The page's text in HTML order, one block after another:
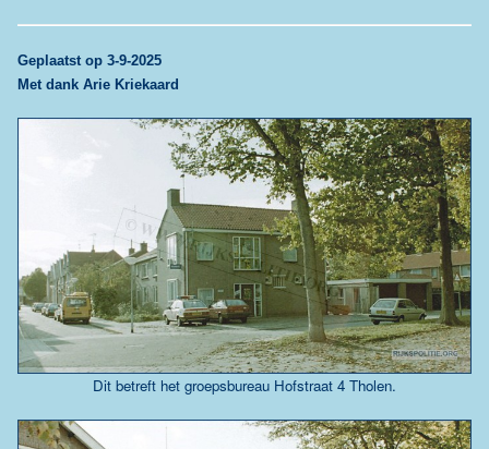
Geplaatst op 3-9-2025
Met dank Arie Kriekaard
Dit betreft het groepsbureau Hofstraat 4 Tholen.